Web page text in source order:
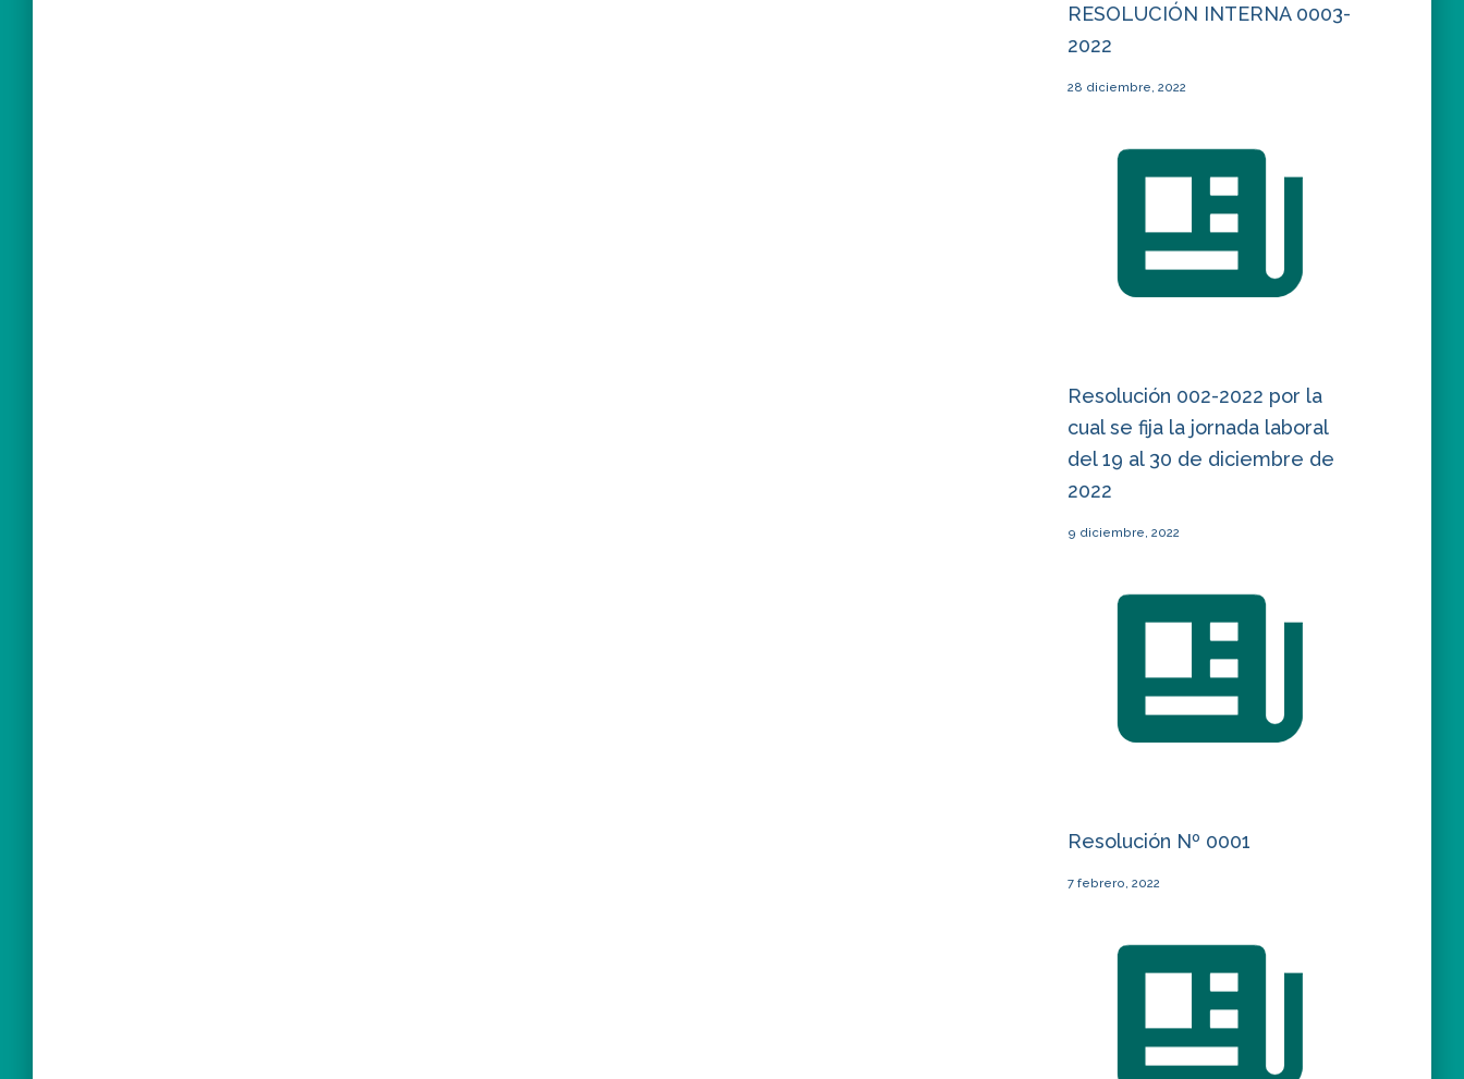
RESOLUCIÓN INTERNA 0003-
2022
28 diciembre, 2022
Resolución 002-2022 por la
cual se fija la jornada laboral
del 19 al 30 de diciembre de
2022
9 diciembre, 2022
Resolución Nº 0001
7 febrero, 2022